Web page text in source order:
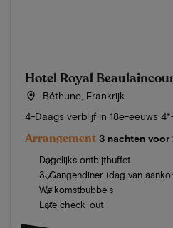
Hotel Royal
Béthune, Frankrijk
4-Daags verblijf in 18e-eeuws
Arrangement 3 nachten voor
Dagelijks ontbijtbuffet
3-Gangendiner (dag van
Welkomstbubbels
Late check-out